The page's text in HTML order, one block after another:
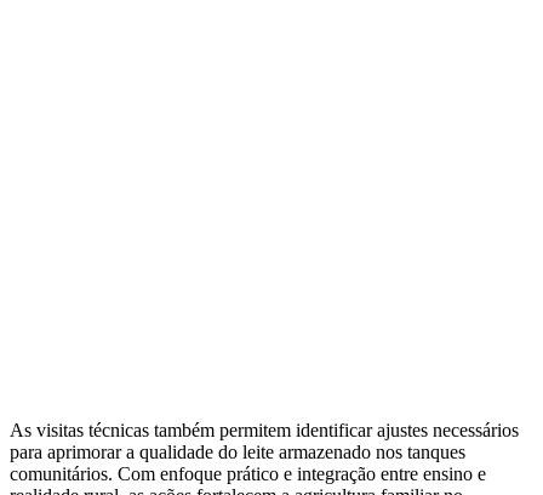
As visitas técnicas também permitem identificar ajustes necessários
para aprimorar a qualidade do leite armazenado nos tanques
comunitários. Com enfoque prático e integração entre ensino e